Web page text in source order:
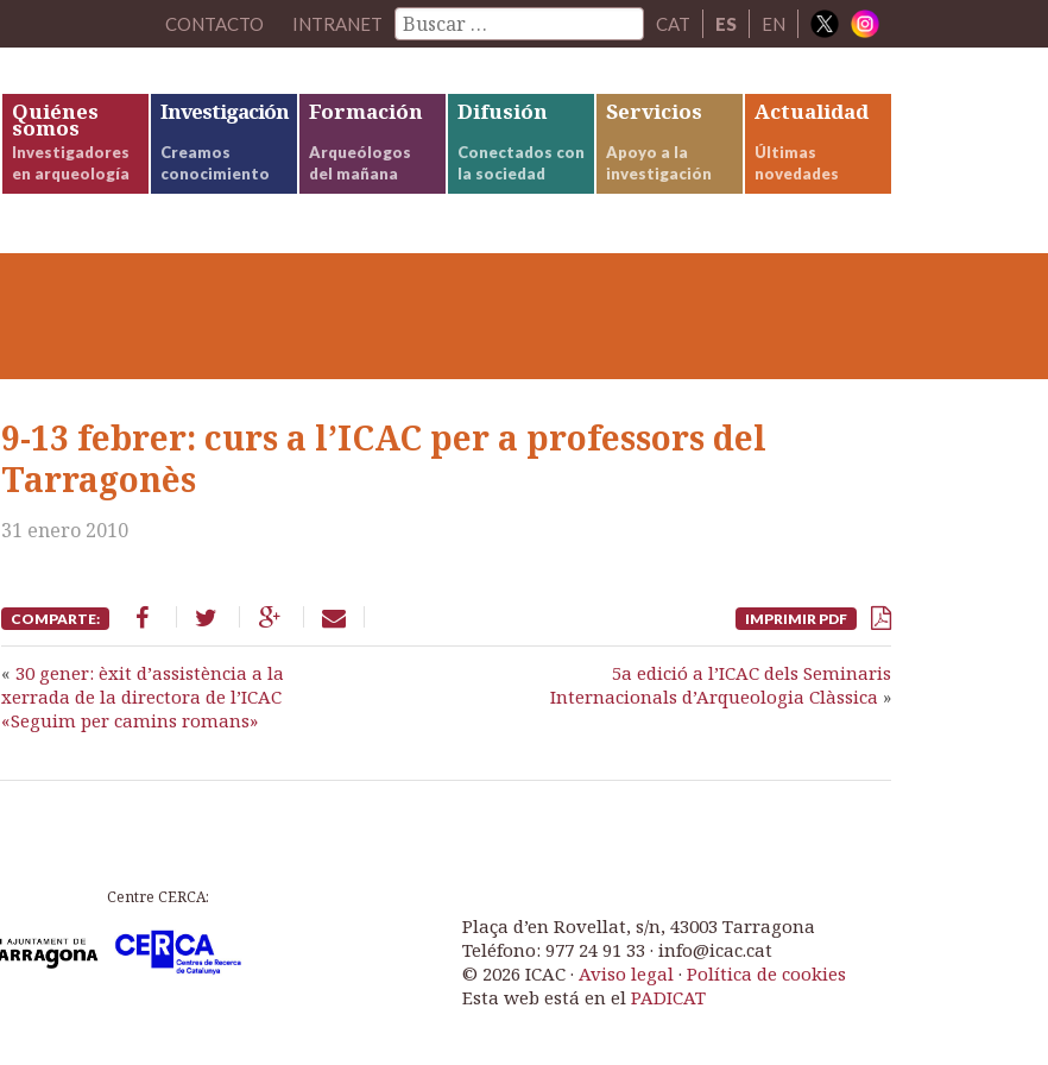
CONTACTO INTRANET CAT ES EN
Quiénes
somos
Investigadores
en arqueología
Investigación
Creamos
conocimiento
Formación
Arqueólogos
del mañana
Difusión
Conectados con
la sociedad
Servicios
Apoyo a la
investigación
Actualidad
Últimas
novedades
9-13 febrer: curs a l’ICAC per a professors del
Tarragonès
31 enero 2010
COMPARTE: IMPRIMIR PDF
« 30 gener: èxit d’assistència a la
xerrada de la directora de l’ICAC
«Seguim per camins romans»
5a edició a l’ICAC dels Seminaris
Internacionals d’Arqueologia Clàssica »
Centre CERCA:
Plaça d’en Rovellat, s/n, 43003 Tarragona
Teléfono: 977 24 91 33 · info@icac.cat
© 2026 ICAC ·Aviso legal ·Política de cookies
Esta web está en elPADICAT